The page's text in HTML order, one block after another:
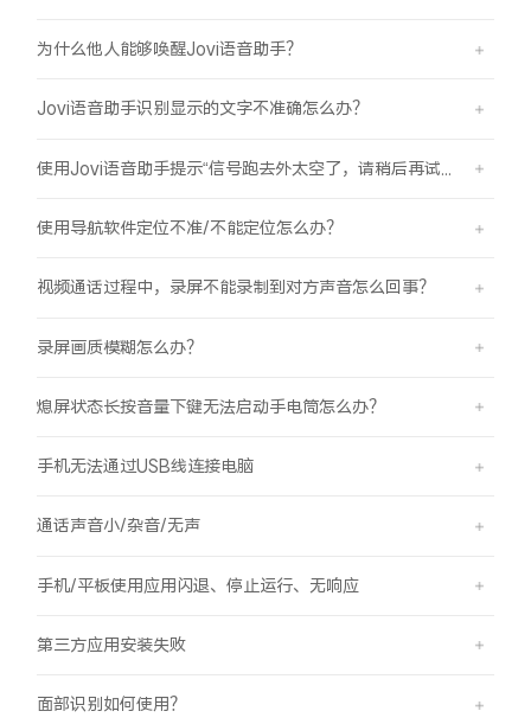
为什么他人能够唤醒Jovi语音助手？
Jovi语音助手识别显示的文字不准确怎么办？
使用导航软件定位不准/不能定位怎么办？
视频通话过程中，录屏不能录制到对方声音怎么回事？
录屏画质模糊怎么办？
熄屏状态长按音量下键无法启动手电筒怎么办？
手机无法通过USB线连接电脑
通话声音小/杂音/无声
手机/平板使用应用闪退、停止运行、无响应
第三方应用安装失败
面部识别如何使用？